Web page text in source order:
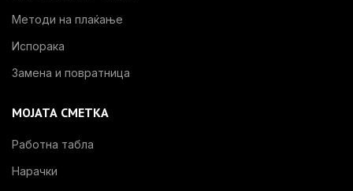
Методи на плаќање
Испорака
Замена и повратница
МОЈАТА СМЕТКА
Работна табла
Нарачки